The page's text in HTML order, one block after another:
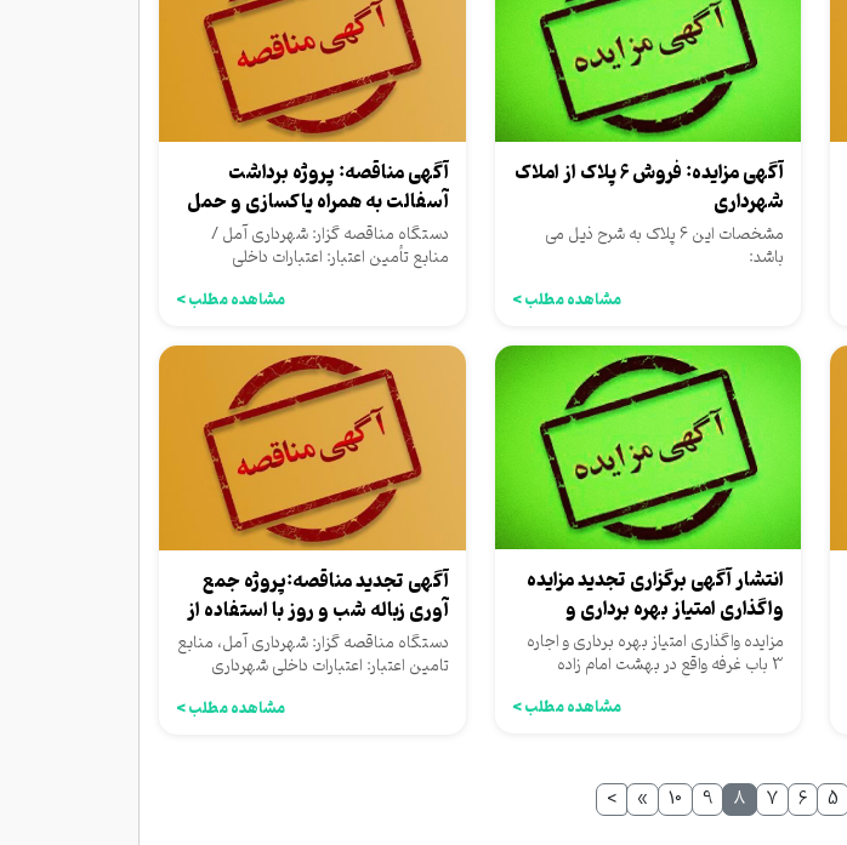
آگهی مزایده: فروش 6 پلاک از املاک
شهرداری
مشخصات این 6 پلاک به شرح ذیل می
باشد:
مشاهده مطلب >
آگهی مناقصه: پروژه برداشت
آسفالت به همراه پاکسازی و حمل
آسفالت تراشیده...
دستگاه مناقصه گزار: شهرداری آمل /
منابع تأمین اعتبار: اعتبارات داخلی
مشاهده مطلب >
انتشار آگهی برگزاری تجدید مزایده
واگذاری امتیاز بهره برداری و
اجاره...
مزایده واگذاری امتیاز بهره برداری و اجاره
3 باب غرفه واقع در بهشت امام زاده
عبدالله سازمان آرامستان...
مشاهده مطلب >
آگهی تجدید مناقصه:پروژه جمع
آوری زباله شب و روز با استفاده از
ماشین...
دستگاه مناقصه گزار: شهرداری آمل، منابع
تامین اعتبار: اعتبارات داخلی شهرداری
مشاهده مطلب >
5
6
7
8
9
10
»
>